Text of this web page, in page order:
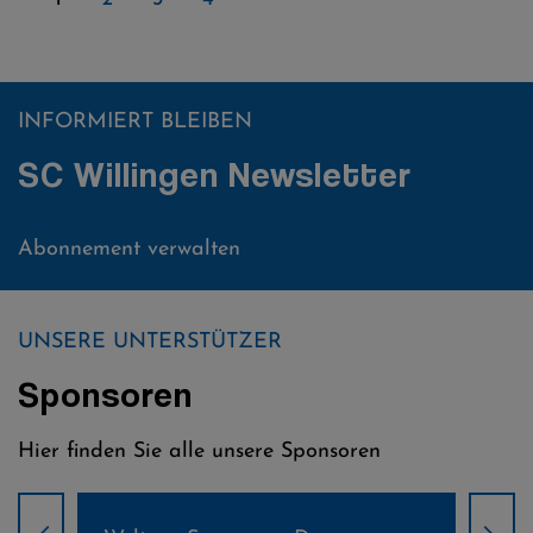
INFORMIERT BLEIBEN
SC Willingen Newsletter
Abonnement verwalten
UNSERE UNTERSTÜTZER
Sponsoren
Hier finden Sie alle unsere Sponsoren